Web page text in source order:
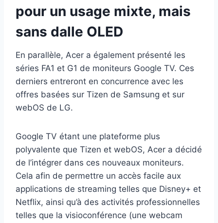
pour un usage mixte, mais
sans dalle OLED
En parallèle, Acer a également présenté les
séries FA1 et G1 de moniteurs Google TV. Ces
derniers entreront en concurrence avec les
offres basées sur Tizen de Samsung et sur
webOS de LG.
Google TV étant une plateforme plus
polyvalente que Tizen et webOS, Acer a décidé
de l’intégrer dans ces nouveaux moniteurs.
Cela afin de permettre un accès facile aux
applications de streaming telles que Disney+ et
Netflix, ainsi qu’à des activités professionnelles
telles que la visioconférence (une webcam